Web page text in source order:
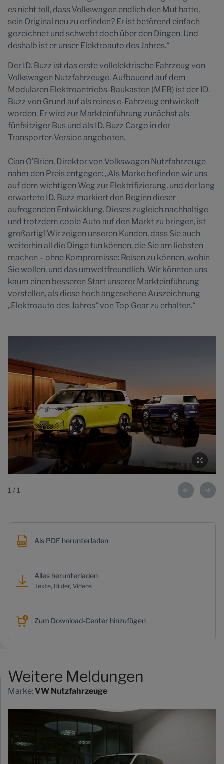
es nicht toll, dass Volkswagen endlich den Mut hatte,
sein Original neu zu erfinden? Er ist betörend einfach
gezeichnet und schwebt doch über den Dingen. Und
deshalb ist er unser Elektroauto des Jahres.“
Der ID. Buzz ist das erste vollelektrische Fahrzeug von
Volkswagen Nutzfahrzeuge. Aufbauend auf dem
Modularen Elektroantriebs-Baukasten (MEB) ist der ID.
Buzz von Grund auf als reines e-Fahrzeug entwickelt
worden. Er wird zur Markteinführung zunächst als
fünfsitziger Bus und als ID. Buzz Cargo in der
Transporter-Version angeboten.
Cian O’Brien, Direktor von Volkswagen Nutzfahrzeuge
nahm den Preis entgegen: „Als Marke befinden wir uns
auf dem wichtigen Weg zur Elektrifizierung, und der lang
erwartete ID. Buzz markiert den Beginn dieser
aufregenden Entwicklung. Dieses zugleich nachhaltige
und trotzdem coole Auto auf den Markt zu bringen, ist
großartig! Wir zeigen unseren Kunden, dass Sie auch
weiterhin all die Dinge tun können, die Sie am liebsten
machen – ohne Kompromisse: Reisen zu können, wohin
Sie wollen, und das umweltfreundlich. Wir könnten uns
kaum einen besseren Start unserer Markteinführung
vorstellen, als diese hoch angesehene Auszeichnung
„Elektroauto des Jahres“ von Top Gear zu erhalten.“
1 / 1
Als PDF herunterladen
Alles herunterladen
Texte, Bilder, Videos
Zum Download-Center hinzufügen
Weitere Meldungen
Marke:VW Nutzfahrzeuge